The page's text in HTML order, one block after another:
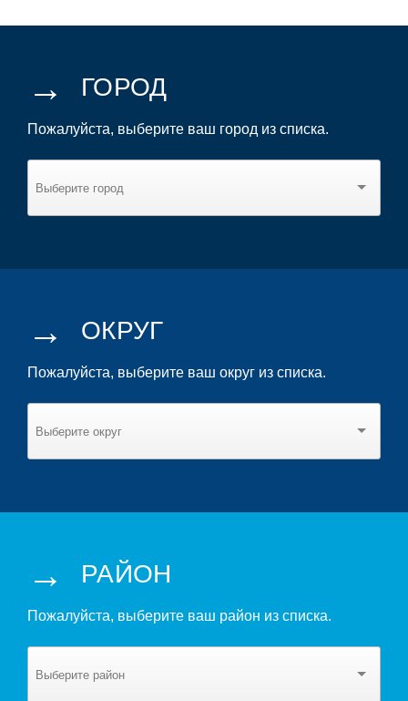
→ ГОРОД
Пожалуйста, выберите ваш город из списка.
→ ОКРУГ
Пожалуйста, выберите ваш округ из списка.
→ РАЙОН
Пожалуйста, выберите ваш район из списка.